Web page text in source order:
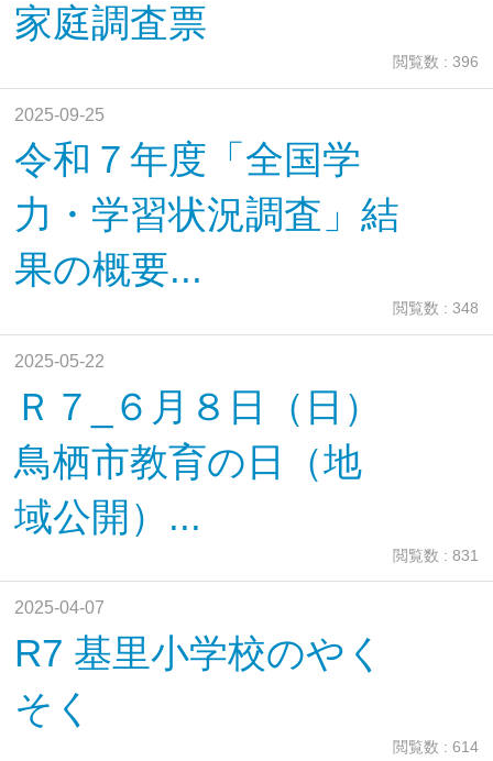
家庭調査票
閲覧数 : 396
2025-09-25
令和７年度「全国学
力・学習状況調査」結
果の概要...
閲覧数 : 348
2025-05-22
Ｒ７_６月８日（日）
鳥栖市教育の日（地
域公開）...
閲覧数 : 831
2025-04-07
R7 基里小学校のやく
そく
閲覧数 : 614